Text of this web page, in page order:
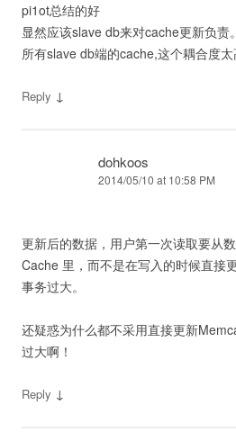
pi1ot总结的好
显然应该slave db来对cache更新负
所有slave db端的cache,这个耦合度太
Reply ↓
dohkoos
2014/05/10 at 10:58 PM
更新后的数据，用户第一次读取要从
Cache 里，而不是在写入的时候直接
事务过大。
还疑惑为什么都不采用直接更新
过大啊！
Reply ↓